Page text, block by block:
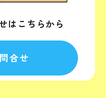
はこちらから
合せ